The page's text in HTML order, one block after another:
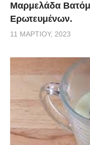
Μαρμελάδα
Ερωτευμένων.
11 ΜΑΡΤΊΟΥ, 2023